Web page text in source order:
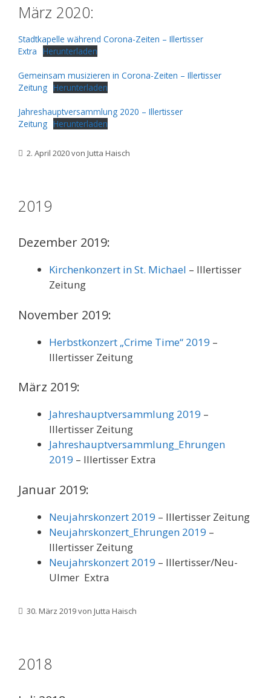
März 2020:
Stadtkapelle während Corona-Zeiten – Illertisser
Extra
Herunterladen
Gemeinsam musizieren in Corona-Zeiten – Illertisser
Zeitung Herunterladen
Jahreshauptversammlung 2020 – Illertisser
Zeitung Herunterladen
2. April 2020von Jutta Haisch
2019
Dezember 2019:
Kirchenkonzert in St. Michael – Illertisser
Zeitung
November 2019:
Herbstkonzert „Crime Time“ 2019 –
Illertisser Zeitung
März 2019:
Jahreshauptversammlung 2019 –
Illertisser Zeitung
Jahreshauptversammlung_Ehrungen
2019 – Illertisser Extra
Januar 2019:
Neujahrskonzert 2019 – Illertisser Zeitung
Neujahrskonzert_Ehrungen 2019 –
Illertisser Zeitung
Neujahrskonzert 2019 – Illertisser/Neu-
Ulmer Extra
30. März 2019von Jutta Haisch
2018